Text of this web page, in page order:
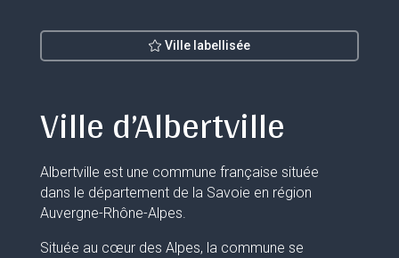
Ville labellisée
Ville d’Albertville
Albertville est une commune française située
dans le département de la Savoie en région
Auvergne-Rhône-Alpes.
Située au cœur des Alpes, la commune se